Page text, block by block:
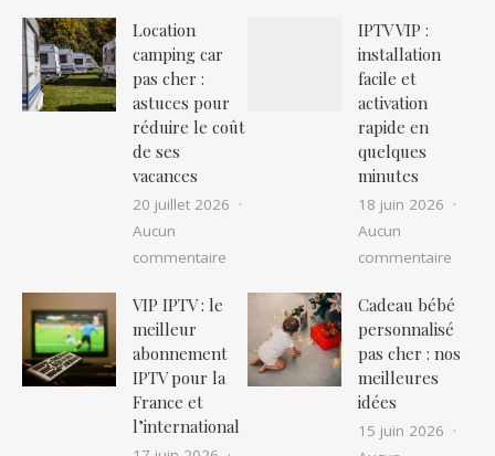
Location
camping car
pas cher :
astuces pour
réduire le coût
de ses
vacances
20 juillet 2026
Aucun
commentaire sur Location camping car pas cher :
IPTV VIP :
installation
facile et
activation
rapide en
quelques
minutes
18 juin 2026
Aucun
commentaire
VIP IPTV : le
meilleur
abonnement
IPTV pour la
France et
l’international
Cadeau bébé
personnalisé
pas cher : nos
meilleures
idées
15 juin 2026